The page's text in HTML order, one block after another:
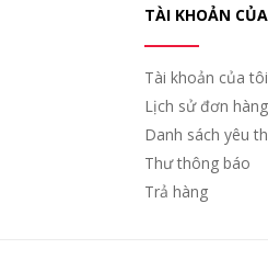
TÀI KHOẢN
Tài khoản của tôi
Lịch sử đơn hàng
Danh sách yêu
Thư thông báo
Trả hàng